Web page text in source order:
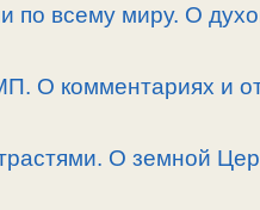
по всему миру. О
О комментариях и
О земной